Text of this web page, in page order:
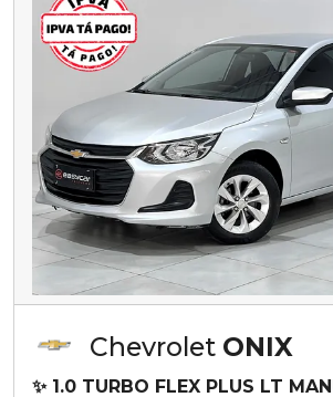
Chevrolet ONIX
✨ 1.0 TURBO FLEX PLUS LT